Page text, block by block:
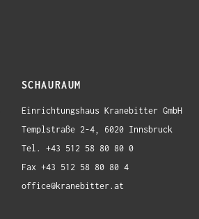
SCHAURAUM
Einrichtungshaus Kranebitter GmbH
Templstraße 2-4, 6020 Innsbruck
Tel. +43 512 58 80 80 0
Fax +43 512 58 80 80 4
office@kranebitter.at